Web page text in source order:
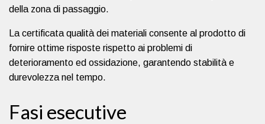
della zona di passaggio.
La certificata qualità dei materiali consente al prodotto di
fornire ottime risposte rispetto ai problemi di
deterioramento ed ossidazione, garantendo stabilità e
durevolezza nel tempo.
Fasi esecutive